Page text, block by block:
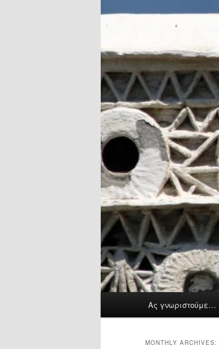
Ας γνωριστούμε…
MONTHLY ARCHIVES: